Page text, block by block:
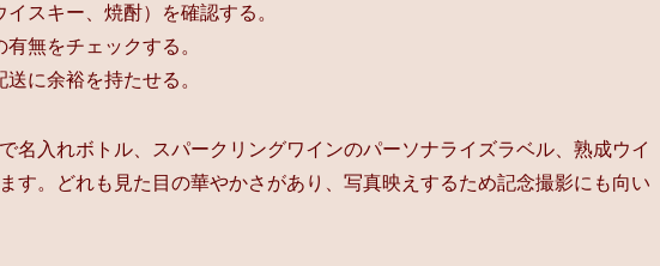
スキー、焼酎）を確認する。
無をチェックする。
に余裕を持たせる。
名入れボトル、スパークリングワインのパーソナライズラベル、熟成ウイ
す。どれも見た目の華やかさがあり、写真映えするため記念撮影にも向い